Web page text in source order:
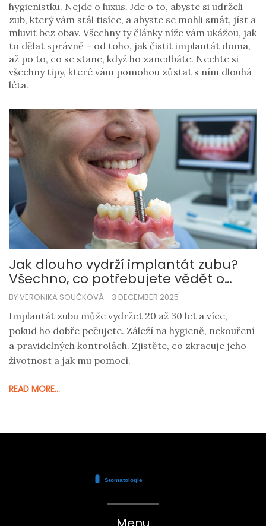
hygienistku. Nejde o luxus. Jde o to, abyste si udrželi
zub, který vám stál tisíce, a abyste se mohli smát, jíst a
mluvit bez obav. Všechny ty články níže vám ukážou, jak
to dělat správně – od toho, jak čistit implantát doma,
až po to, co se stane, když ho zanedbáte. Nechte si
všechny tipy, které vám pomohou zůstat s ním dlouhá
léta.
Jak dlouho vydrží implantát zubu?
Všechno, co potřebujete vědět o
trvanlivosti a údržbě
BY VERONIKA SOUČKOVÁ 3 DECEMBER 2025
Implantát zubu může vydržet 20 až 30 let a více,
pokud ho dobře pečujete. Záleží na hygieně, nekouření
a pravidelných kontrolách. Zjistěte, co zkracuje jeho
životnost a jak mu pomoci.
READ MORE...